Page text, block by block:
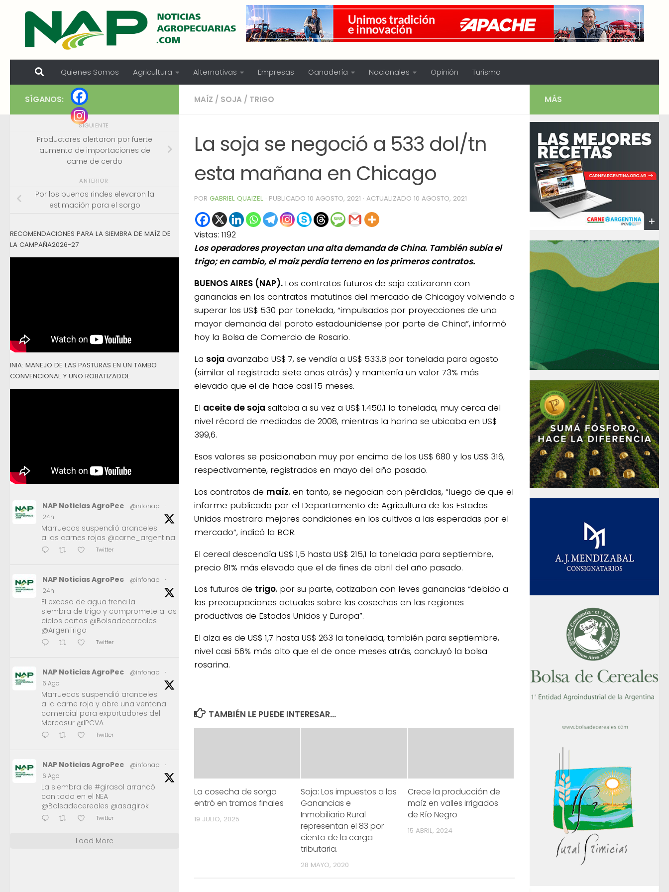
Skip to content
Quienes Somos Agricultura Alternativas Empresas Ganadería Nacionales Opinión Turismo
MAÍZ / SOJA / TRIGO
La soja se negoció a 533 dol/tn
esta mañana en Chicago
POR GABRIEL QUAIZEL · PUBLICADO 10 AGOSTO, 2021 · ACTUALIZADO 10 AGOSTO, 2021
Vistas: 1192
Los operadores proyectan una alta demanda de China. También subía el
trigo; en cambio, el maíz perdía terreno en los primeros contratos.
BUENOS AIRES (NAP). Los contratos futuros de soja cotizaronn con
ganancias en los contratos matutinos del mercado de Chicagoy volviendo a
superar los US$ 530 por tonelada, “impulsados por proyecciones de una
mayor demanda del poroto estadounidense por parte de China”, informó
hoy la Bolsa de Comercio de Rosario.
La soja avanzaba US$ 7, se vendía a US$ 533,8 por tonelada para agosto
(similar al registrado siete años atrás) y mantenía un valor 73% más
elevado que el de hace casi 15 meses.
El aceite de soja saltaba a su vez a US$ 1.450,1 la tonelada, muy cerca del
nivel récord de mediados de 2008, mientras la harina se ubicaba en US$
399,6.
Esos valores se posicionaban muy por encima de los US$ 680 y los US$ 316,
respectivamente, registrados en mayo del año pasado.
Los contratos de maíz, en tanto, se negocian con pérdidas, “luego de que el
informe publicado por el Departamento de Agricultura de los Estados
Unidos mostrara mejores condiciones en los cultivos a las esperadas por el
mercado”, indicó la BCR.
El cereal descendía US$ 1,5 hasta US$ 215,1 la tonelada para septiembre,
precio 81% más elevado que el de fines de abril del año pasado.
Los futuros de trigo, por su parte, cotizaban con leves ganancias “debido a
las preocupaciones actuales sobre las cosechas en las regiones
productivas de Estados Unidos y Europa”.
El alza es de US$ 1,7 hasta US$ 263 la tonelada, también para septiembre,
nivel casi 56% más alto que el de once meses atrás, concluyó la bolsa
rosarina.
TAMBIÉN LE PUEDE INTERESAR...
La cosecha de sorgo
entró en tramos finales
19 JULIO, 2025
Soja: Los impuestos a las
Ganancias e
Inmobiliario Rural
representan el 83 por
ciento de la carga
tributaria.
28 MAYO, 2020
Crece la producción de
maíz en valles irrigados
de Río Negro
15 ABRIL, 2024
SÍGANOS:
SIGUIENTE
Productores alertaron por fuerte
aumento de importaciones de
carne de cerdo
ANTERIOR
Por los buenos rindes elevaron la
estimación para el sorgo
RECOMENDACIONES PARA LA SIEMBRA DE MAÍZ DE
LA CAMPAÑA2026-27
INIA: MANEJO DE LAS PASTURAS EN UN TAMBO
CONVENCIONAL Y UNO ROBATIZADOL
NAP Noticias AgroPec @infonap
·
24h
Marruecos suspendió aranceles
a las carnes rojas @carne_argentina
Twitter
NAP Noticias AgroPec @infonap
·
24h
El exceso de agua frena la
siembra de trigo y compromete a los
ciclos cortos @Bolsadecereales
@ArgenTrigo
Twitter
NAP Noticias AgroPec @infonap
·
6 Ago
Marruecos suspendió aranceles
a la carne roja y abre una ventana
comercial para exportadores del
Mercosur @IPCVA
Twitter
NAP Noticias AgroPec @infonap
·
6 Ago
La siembra de #girasol arrancó
con todo en el NEA
@Bolsadecereales @asagirok
Twitter
Load More
MÁS